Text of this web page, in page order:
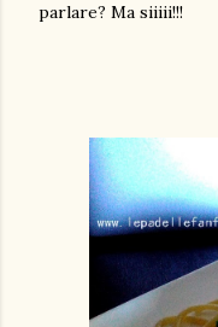
parlare? Ma siiiii!!!